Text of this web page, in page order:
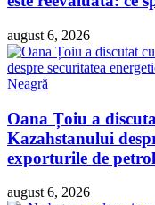
august 6, 2026
Oana Țoiu a
Kazahstanului
exporturile de
august 6, 2026